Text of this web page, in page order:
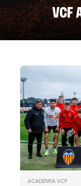
VCF
ACADEMIA VCF